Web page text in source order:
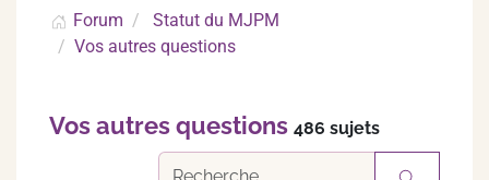
Forum
Statut du MJPM
Vos autres questions
Vos autres questions 486 sujets